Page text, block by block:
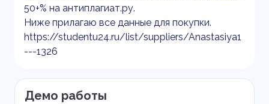
50+% на антиплагиат.ру.
Ниже прилагаю все данные для покупки.
https://studentu24.ru/list/suppliers/Anastasiya1
---1326
Демо работы